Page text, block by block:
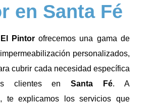
en Santa Fé
Pintorofrecemos una gama de
personalizados,
cubrir cada necesidad específica
clientes enSanta Fé. A
te explicamos los servicios que